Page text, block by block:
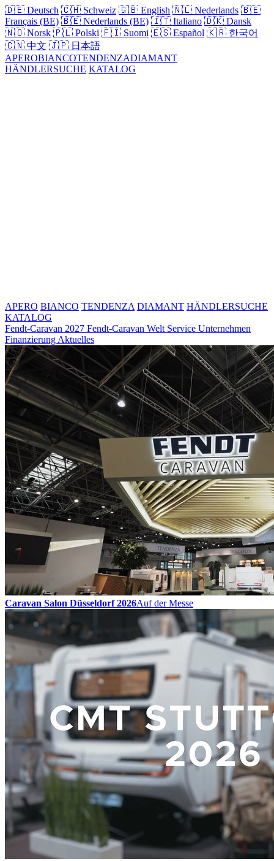
🇩🇪 Deutsch 🇨🇭 Schweiz 🇬🇧 English 🇳🇱 Nederlands 🇧🇪
Français (BE) 🇧🇪 Nederlands (BE) 🇮🇹 Italiano 🇩🇰 Dansk
🇳🇴 Norsk 🇵🇱 Polski 🇫🇮 Suomi 🇪🇸 Español 🇰🇷 한국어
🇨🇳 中文 🇯🇵 日本語
APEROBIANCOTENDENZADIAMANT
HÄNDLERSUCHE KATALOG
APERO BIANCO TENDENZA DIAMANT HÄNDLERSUCHE
KATALOG
Fendt-Caravan 2027 Fendt-Caravan Welt Service Unternehmen
Finanzierung Aktuelles
Caravan Salon Düsseldorf 2026Auf der Messe